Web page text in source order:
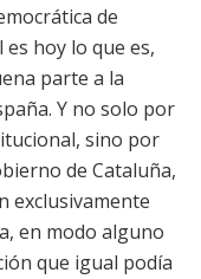
de
es hoy lo que es,
parte a la
Y no solo por
sino por
de Cataluña,
exclusivamente
en modo alguno
que igual podía